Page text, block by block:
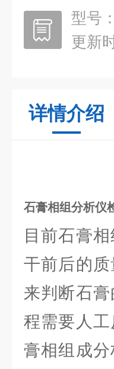
型号：
更新
详情介绍
石膏相组分析仪
目前石膏
干前后的
来判断石
程需要人
膏相组成